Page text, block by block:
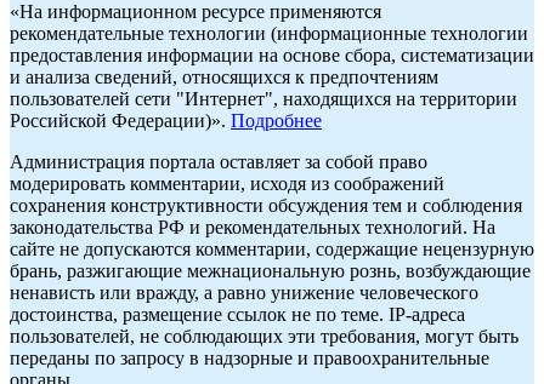
«На информационном ресурсе применяются
рекомендательные технологии (информационные технологии
предоставления информации на основе сбора, систематизации
и анализа сведений, относящихся к предпочтениям
пользователей сети "Интернет", находящихся на территории
Российской Федерации)». Подробнее
Администрация портала оставляет за собой право
модерировать комментарии, исходя из соображений
сохранения конструктивности обсуждения тем и соблюдения
законодательства РФ и рекомендательных технологий. На
сайте не допускаются комментарии, содержащие нецензурную
брань, разжигающие межнациональную рознь, возбуждающие
ненависть или вражду, а равно унижение человеческого
достоинства, размещение ссылок не по теме. IP-адреса
пользователей, не соблюдающих эти требования, могут быть
переданы по запросу в надзорные и правоохранительные